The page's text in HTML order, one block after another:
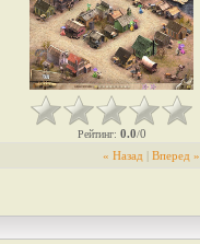
Рейтинг: 0.0/0
« Назад | Вперед »